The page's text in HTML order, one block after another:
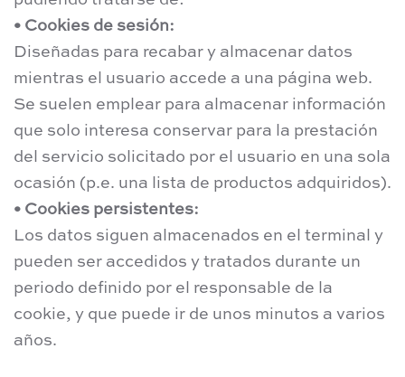
• Cookies de sesión:
Diseñadas para recabar y almacenar datos
mientras el usuario accede a una página web.
Se suelen emplear para almacenar información
que solo interesa conservar para la prestación
del servicio solicitado por el usuario en una sola
ocasión (p.e. una lista de productos adquiridos).
• Cookies persistentes:
Los datos siguen almacenados en el terminal y
pueden ser accedidos y tratados durante un
periodo definido por el responsable de la
cookie, y que puede ir de unos minutos a varios
años.